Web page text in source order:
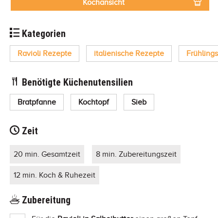
Kochansicht
Kategorien
Ravioli Rezepte italienische Rezepte
Benötigte Küchenutensilien
Bratpfanne Kochtopf Sieb
Zeit
20 min. Gesamtzeit 8 min. Zubereitungszeit
12 min. Koch & Ruhezeit
Zubereitung